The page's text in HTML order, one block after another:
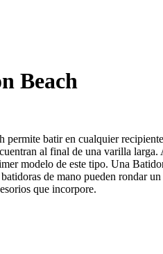
Beach
batir en cualquier
al final de una varilla
modelo de este tipo. Una
de mano pueden rondar
que incorpore.